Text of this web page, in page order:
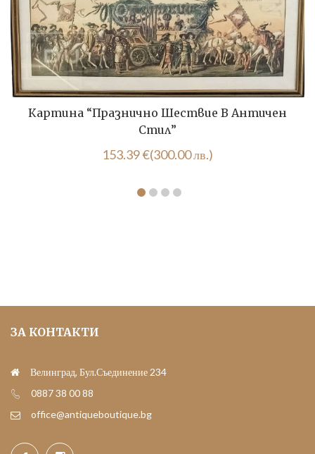
Картина “Празнично Шествие В Античен
Стил”
153.39€(300.00 лв.)
ЗА КОНТАКТИ
Велинград, Бул.Съединение 234
0887 38 00 88
office@antiqueboutique.bg